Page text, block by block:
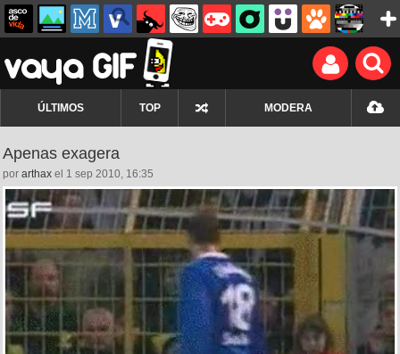
ÚLTIMOS TOP MODERA
Apenas exagera
por arthax el 1 sep 2010, 16:35